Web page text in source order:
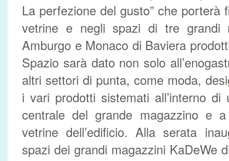
La perfezione del gusto” che porterà
vetrine e negli spazi di tre grandi
Amburgo e Monaco di Baviera
Spazio sarà dato non solo
altri settori di punta, come moda,
i vari prodotti sistemati all’interno di
centrale del grande magazzino e
vetrine dell’edificio. Alla serata
spazi dei grandi magazzini KaDeWe